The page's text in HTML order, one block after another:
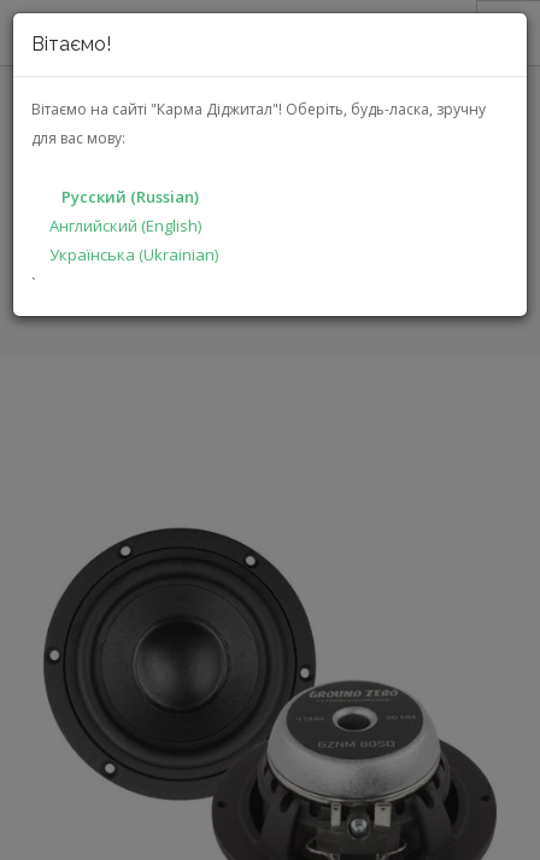
Вітаємо!
Вітаємо на сайті "Карма Діджитал"! Оберіть, будь-ласка, зручну
для вас мову:
Русский (Russian)
Английский (English)
Українська (Ukrainian)
`
О НАС
АКЦИИ
РЕШЕНИЯ
ПРОИЗВОДИТЕЛЯМ
ГЛАВНАЯ КАТАЛОГ